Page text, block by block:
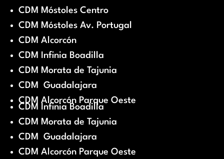
CDM Móstoles Centro
CDM Móstoles Av. Portugal
CDM Alcorcón
CDM Infinia Boadilla
CDM Morata de Tajunia
CDM Guadalajara
CDM Alcorcón Parque Oeste
CDM Infinia Boadilla
CDM Morata de Tajunia
CDM Guadalajara
CDM Alcorcón Parque Oeste